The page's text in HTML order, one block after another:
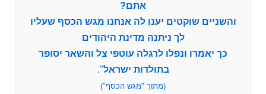
אתם?
והשניים שוקטים יענו לה אנחנו מגש הכסף שעליו
לך ניתנה מדינת היהודים
כך יאמרו ונפלו לרגלה עוטפי צל והשאר יסופר
בתולדות ישראל".
(מתוך "מגש הכסף")